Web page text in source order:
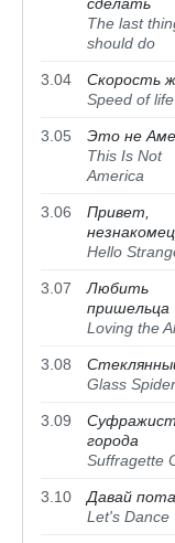
сделать
The last
should do
3.04
Скорость
Speed of life
3.05
Это не
This Is Not
America
3.06
Привет,
незнакомец
Hello
3.07
Любить
пришельца
Loving the
3.08
Glass Spider
3.09
города
Suffragette
3.10
Давай
Let's Dance